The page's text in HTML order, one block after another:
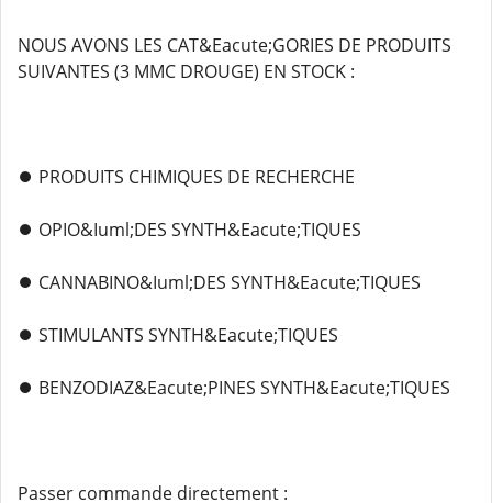
NOUS AVONS LES CAT&Eacute;GORIES DE PRODUITS
SUIVANTES (3 MMC DROUGE) EN STOCK :
⏺️ PRODUITS CHIMIQUES DE RECHERCHE
⏺️ OPIO&Iuml;DES SYNTH&Eacute;TIQUES
⏺️ CANNABINO&Iuml;DES SYNTH&Eacute;TIQUES
⏺️ STIMULANTS SYNTH&Eacute;TIQUES
⏺️ BENZODIAZ&Eacute;PINES SYNTH&Eacute;TIQUES
Passer commande directement :